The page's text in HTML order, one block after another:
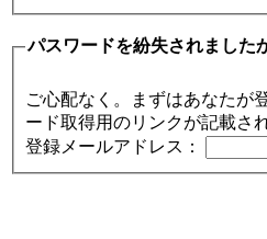
パスワードを紛失されました
ご心配なく。まずはあなたが
ード取得用のリンクが記載さ
登録メールアドレス：